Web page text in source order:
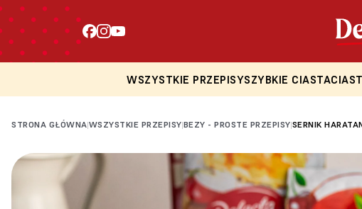
WSZYSTKIE PRZEPISYSZYBKIE CIASTA
STRONA GŁÓWNA|WSZYSTKIE PRZEPISY|BEZY - PROSTE PRZEPISY|SERNIK